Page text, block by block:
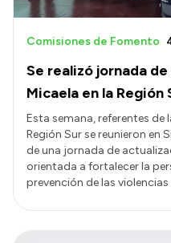
Se realizó jornada
Micaela en la Región
Comisiones de Fomento
Esta semana, referentes
Región Sur se reunieron
de una jornada de
orientada a fortalecer la
prevención de las